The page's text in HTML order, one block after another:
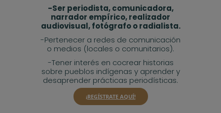
-Ser periodista, comunicadora,
narrador empírico, realizador
audiovisual, fotógrafo o radialista.
-Pertenecer a redes de comunicación
o medios (locales o comunitarios).
-Tener interés en cocrear historias
sobre pueblos indígenas y aprender y
desaprender prácticas periodísticas.
¡REGÍSTRATE AQUÍ!